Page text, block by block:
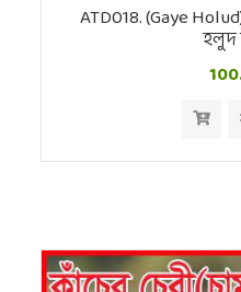
ATD018. (Gaye
হলুদ